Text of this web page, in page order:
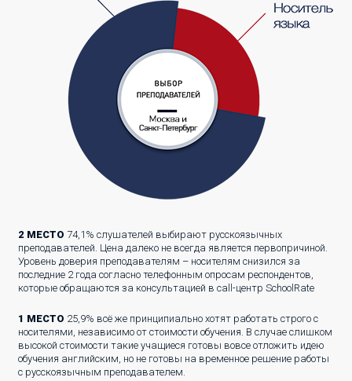
2 МЕСТО 74,1% слушателей выбирают русскоязычных
преподавателей. Цена далеко не всегда является первопричиной.
Уровень доверия преподавателям – носителям снизился за
последние 2 года согласно телефонным опросам респондентов,
которые обращаются за консультацией в call-центр SchoolRate
1 МЕСТО 25,9% всё же принципиально хотят работать строго с
носителями, независимо от стоимости обучения. В случае слишком
высокой стоимости такие учащиеся готовы вовсе отложить идею
обучения английским, но не готовы на временное решение работы
с русскоязычным преподавателем.